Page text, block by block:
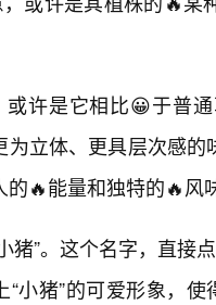
或许是它相比😀于普
为立体、更具层次感
🔥能量和独特的🔥风
猪”。这个名字，直接
小猪”的可爱形象，